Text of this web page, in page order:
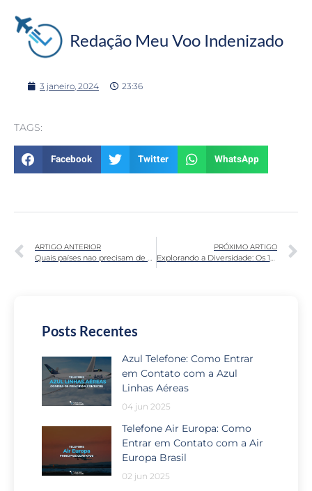
Redação Meu Voo Indenizado
3 janeiro, 2024 23:36
TAGS:
Facebook Twitter WhatsApp
ARTIGO ANTERIOR
Quais países nao precisam de visto para brasileiros?
PRÓXIMO ARTIGO
Explorando a Diversidade: Os 10 Melhores Países da África para Conhecer
Posts Recentes
Azul Telefone: Como Entrar
em Contato com a Azul
Linhas Aéreas
04 jun 2025
Telefone Air Europa: Como
Entrar em Contato com a Air
Europa Brasil
02 jun 2025